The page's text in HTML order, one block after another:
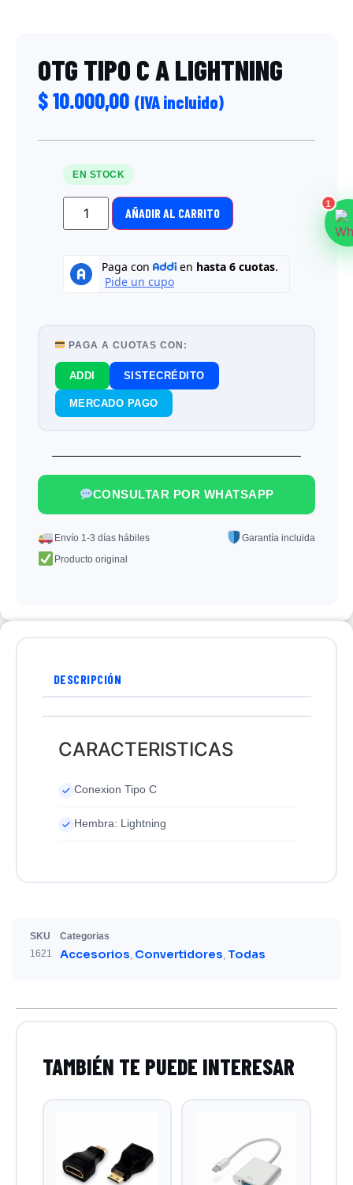
OTG TIPO C A LIGHTNING
$10.000,00 (IVA incluido)
EN STOCK
AÑADIR AL CARRITO
PAGA A CUOTAS CON:
ADDI SISTECRÉDITO
MERCADO PAGO
CONSULTAR POR WHATSAPP
Envío 1-3 días hábiles
Garantía incluida
Producto original
DESCRIPCIÓN
CARACTERISTICAS
Conexion Tipo C
Hembra: Lightning
SKU
1621
Categorias
Accesorios, Convertidores, Todas
1